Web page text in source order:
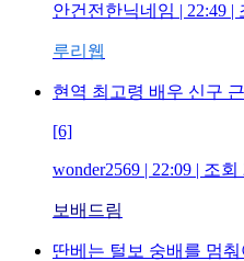
안건전한닉네임 | 22:49 |
루리웹
현역 최고령 배우 신구
[6]
wonder2569 | 22:09 | 조회
보배드림
딴베는 털보 숭배를 멈